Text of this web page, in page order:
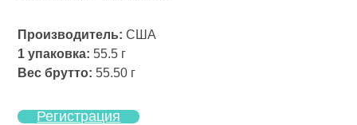
Производитель:США
1 упаковка: 55.5 г
Вес брутто: 55.50 г
Регистрация